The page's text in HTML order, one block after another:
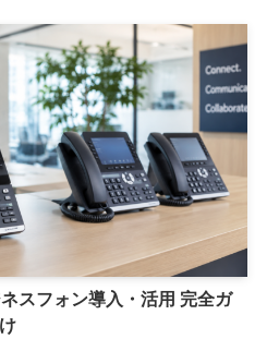
スフォン導入・活用 完全ガ